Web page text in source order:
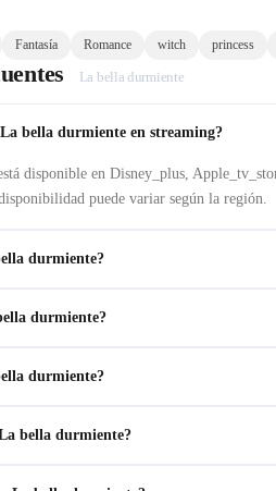
Fantasía Romance witch princess
La bella durmiente
bella durmiente en streaming?
disponible en Disney_plus,
puede variar según la región.
durmiente?
durmiente?
durmiente?
bella durmiente?